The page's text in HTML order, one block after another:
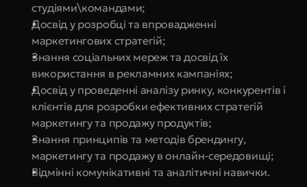
студіями\командами;
Досвід у розробці та впровадженні
маркетингових стратегій;
Знання соціальних мереж та досвід їх
використання в рекламних кампаніях;
Досвід у проведенні аналізу ринку, конкурентів і
клієнтів для розробки ефективних стратегій
маркетингу та продажу продуктів;
Знання принципів та методів брендингу,
маркетингу та продажу в онлайн-середовищі;
Відмінні комунікативні та аналітичні навички.